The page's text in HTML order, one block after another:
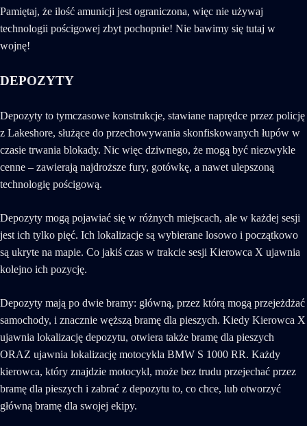
Pamiętaj, że ilość amunicji jest ograniczona, więc nie używaj
technologii pościgowej zbyt pochopnie! Nie bawimy się tutaj w
wojnę!
DEPOZYTY
Depozyty to tymczasowe konstrukcje, stawiane naprędce przez policję
z Lakeshore, służące do przechowywania skonfiskowanych łupów w
czasie trwania blokady. Nic więc dziwnego, że mogą być niezwykle
cenne – zawierają najdroższe fury, gotówkę, a nawet ulepszoną
technologię pościgową.
Depozyty mogą pojawiać się w różnych miejscach, ale w każdej sesji
jest ich tylko pięć. Ich lokalizacje są wybierane losowo i początkowo
są ukryte na mapie. Co jakiś czas w trakcie sesji Kierowca X ujawnia
kolejno ich pozycję.
Depozyty mają po dwie bramy: główną, przez którą mogą przejeżdżać
samochody, i znacznie węższą bramę dla pieszych. Kiedy Kierowca X
ujawnia lokalizację depozytu, otwiera także bramę dla pieszych
ORAZ ujawnia lokalizację motocykla BMW S 1000 RR. Każdy
kierowca, który znajdzie motocykl, może bez trudu przejechać przez
bramę dla pieszych i zabrać z depozytu to, co chce, lub otworzyć
główną bramę dla swojej ekipy.